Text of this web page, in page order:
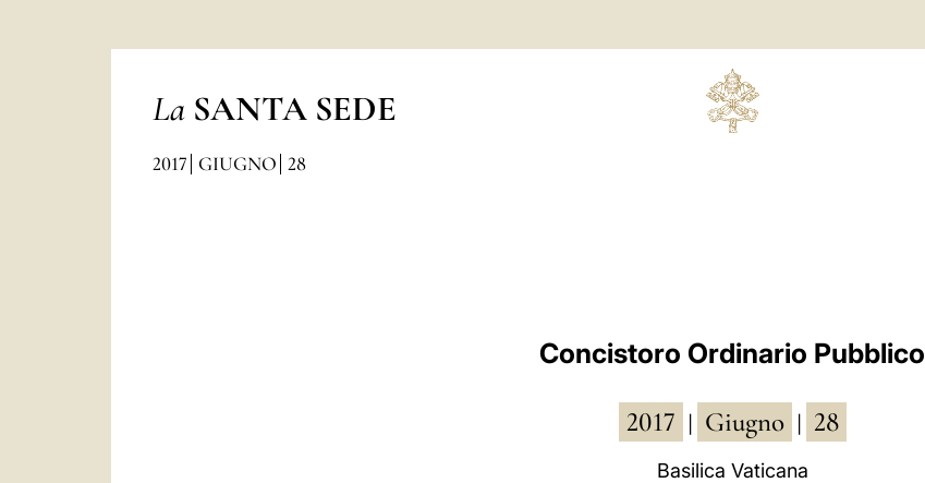
La SANTA SEDE
2017 GIUGNO 28
Concistoro Ordinario Pubblico
2017 Giugno 28
Basilica Vaticana